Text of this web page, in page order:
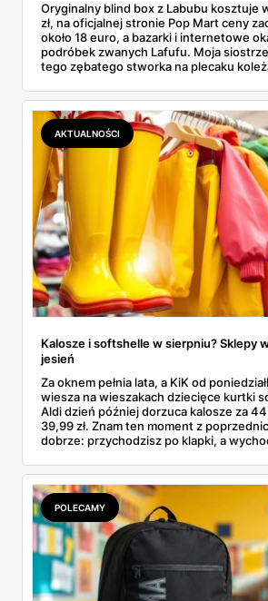
Oryginalny blind box z Labubu kosztuje
zł, na oficjalnej stronie Pop Mart ceny
około 18 euro, a bazarki i internetowe
podróbek zwanych Lafufu. Moja
tego zębatego stworka na plecaku
kosztuje i po czym poznać, że
podróbki. Spisałam wszystko, czego się
łącznie z jedną wpadką, o której za
AKTUALNOŚCI
Kalosze i softshelle w sierpniu? Sklepy
jesień
Za oknem pełnia lata, a KiK od
wiesza na wieszakach dziecięce kurtki
Aldi dzień później dorzuca kalosze za
39,99 zł. Znam ten moment z
dobrze: przychodzisz po klapki, a
pojawi się w gazetkach w przyszłym
sens kupować jesień, zanim skończą
POLECAMY